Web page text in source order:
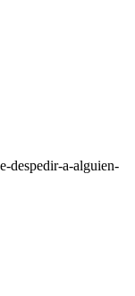
despedir-a-alguien-